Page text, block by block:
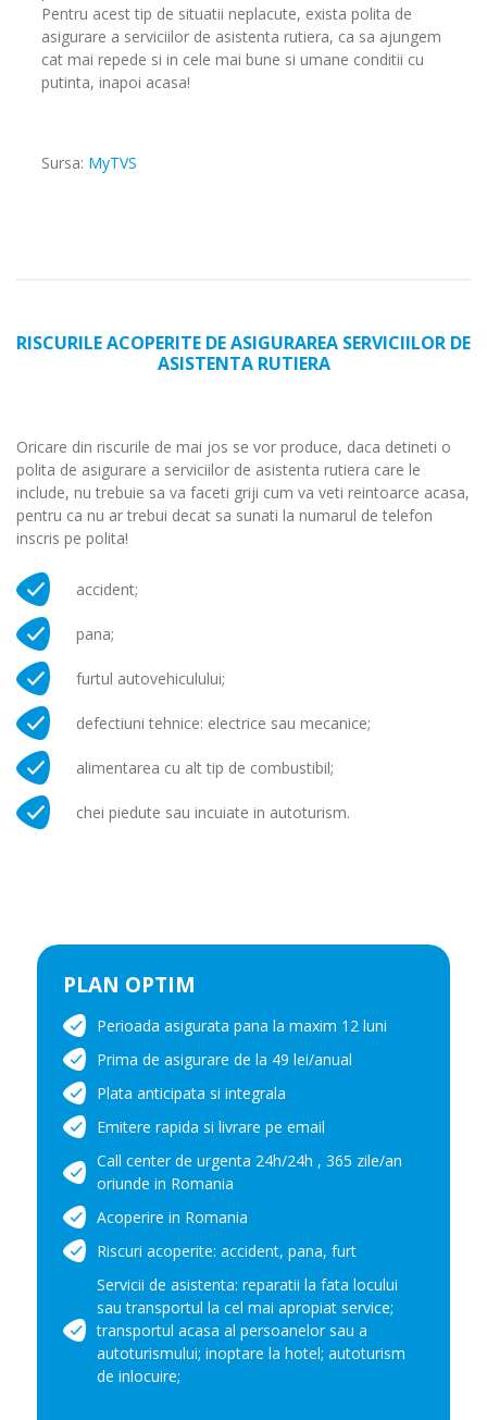
Pentru acest tip de situatii neplacute, exista polita de
asigurare a serviciilor de asistenta rutiera, ca sa ajungem
cat mai repede si in cele mai bune si umane conditii cu
putinta, inapoi acasa!
Sursa: MyTVS
RISCURILE ACOPERITE DE ASIGURAREA SERVICIILOR DE
ASISTENTA RUTIERA
Oricare din riscurile de mai jos se vor produce, daca detineti o
polita de asigurare a serviciilor de asistenta rutiera care le
include, nu trebuie sa va faceti griji cum va veti reintoarce acasa,
pentru ca nu ar trebui decat sa sunati la numarul de telefon
inscris pe polita!
accident;
pana;
furtul autovehiculului;
defectiuni tehnice: electrice sau mecanice;
alimentarea cu alt tip de combustibil;
chei piedute sau incuiate in autoturism.
PLAN OPTIM
Perioada asigurata pana la maxim 12 luni
Prima de asigurare de la 49 lei/anual
Plata anticipata si integrala
Emitere rapida si livrare pe email
Call center de urgenta 24h/24h , 365 zile/an
oriunde in Romania
Acoperire in Romania
Riscuri acoperite: accident, pana, furt
Servicii de asistenta: reparatii la fata locului
sau transportul la cel mai apropiat service;
transportul acasa al persoanelor sau a
autoturismului; inoptare la hotel; autoturism
de inlocuire;